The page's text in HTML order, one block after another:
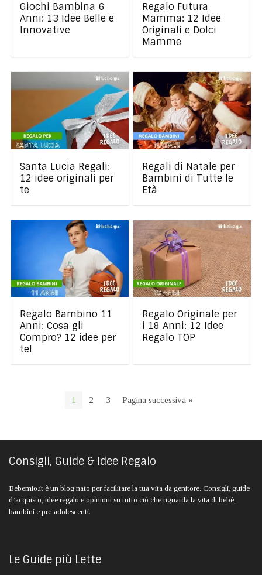
Giochi Bambina 6
Anni: 13 Idee Belle e
Innovative
Regalo Futura
Mamma: 12 Idee
Originali e Dolci
Mamme
Santa Lucia Regali:
12 idee originali per
te
Regali di Natale per
Bambini di Tutte le
Età
Regalo Bambino 11
Anni: Cosa gli
Compro? 12 idee per
te!
Regalo Originale per
i 18 Anni: 12 Idee
Regalo TOP
1 2 3 Pagina successiva »
Consigli, Guide & Idee Regalo
Bebemio.it è un blog nato per facilitare la tua vita da genitore. Consigli, guide
d’acquisto, idee regalo e opinioni su tutto ciò che riguarda la vita di bebè,
bambini e pre-adolescenti.
Le Guide più Lette